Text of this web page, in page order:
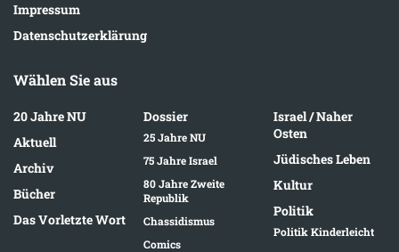
Impressum
Datenschutzerklärung
Wählen Sie aus
20 Jahre NU
Aktuell
Archiv
Bücher
Das Vorletzte Wort
Dossier
25 Jahre NU
75 Jahre Israel
80 Jahre Zweite
Republik
Chassidismus
Comics
Israel / Naher
Osten
Jüdisches Leben
Kultur
Politik
Politik Kinderleicht